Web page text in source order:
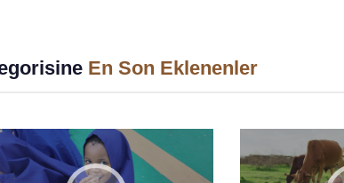
En Son Eklenenler